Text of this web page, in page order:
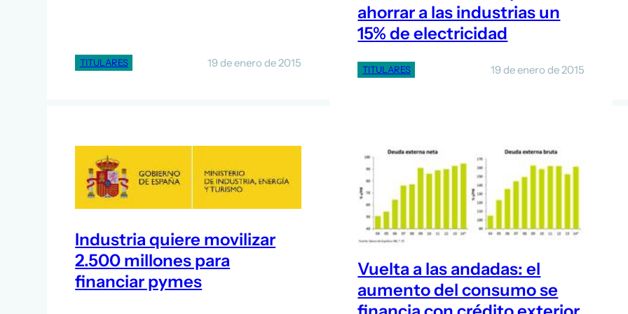
TITULARES 19 de enero de 2015
ahorrar a las industrias un
15% de electricidad
TITULARES 19 de enero de 2015
Industria quiere movilizar
2.500 millones para
financiar pymes
Vuelta a las andadas: el
aumento del consumo se